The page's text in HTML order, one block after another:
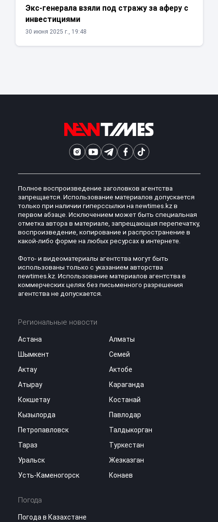
Экс-генерала взяли под стражу за аферу с
инвестициями
30 июня 2025 г., 19:48
Полное воспроизведение заголовков агентства
запрещается. Использование материалов допускается
только при наличии гиперссылки на newtimes.kz в
первом абзаце. Исключением может быть специальная
отметка автора в материале, запрещающая перепечатку,
воспроизведение, копирование и распространение в
какой-либо форме на любых ресурсах в интернете.
Фото- и видеоматериалы агентства могут быть
использованы только с указанием авторства
newtimes.kz. Использование материалов агентства в
коммерческих целях без письменного разрешения
агентства не допускается.
Региональные новости
Астана
Алматы
Шымкент
Семей
Актау
Актобе
Атырау
Караганда
Кокшетау
Костанай
Кызылорда
Павлодар
Петропавловск
Талдыкорган
Тараз
Туркестан
Уральск
Жезказган
Усть-Каменогорск
Конаев
Погода
Погода в Казахстане